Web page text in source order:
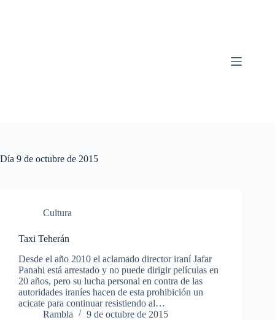
Día 9 de octubre de 2015
Cultura
Taxi Teherán
Desde el año 2010 el aclamado director iraní Jafar
Panahi está arrestado y no puede dirigir películas en
20 años, pero su lucha personal en contra de las
autoridades iraníes hacen de esta prohibición un
acicate para continuar resistiendo al…
Rambla
9 de octubre de 2015